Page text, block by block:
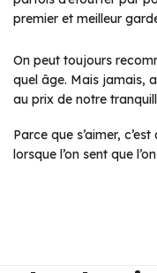
premier et meilleur
On peut toujours
quel âge. Mais jamais,
au prix de notre
Parce que s’aimer,
lorsque l’on sent que